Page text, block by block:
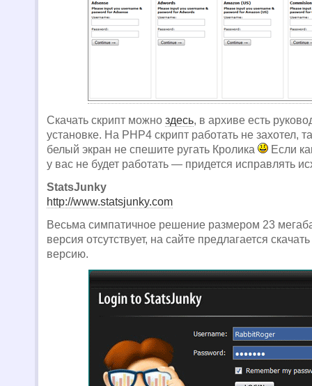
Скачать скрипт можно здесь, в архиве есть
установке. На PHP4 скрипт работать не захотел,
белый экран не спешите ругать Кролика
Если
у вас не будет работать — придется исправлять
StatsJunky
http://www.statsjunky.com
Весьма симпатичное решение размером 23
версия отсутствует, на сайте предлагается
версию.